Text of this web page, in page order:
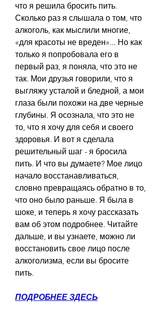
что я решила бросить пить.
Сколько раз я слышала о том, что
алкоголь, как мыслили многие,
«для красоты не вреден»... Но как
только я попробовала его в
первый раз, я поняла, что это не
так. Мои друзья говорили, что я
выгляжу усталой и бледной, а мои
глаза были похожи на две черные
глубины. Я осознала, что это не
то, что я хочу для себя и своего
здоровья. И вот я сделала
решительный шаг - я бросила
пить. И что вы думаете? Мое лицо
начало восстанавливаться,
словно превращаясь обратно в то,
что оно было раньше. Я была в
шоке, и теперь я хочу рассказать
вам об этом подробнее. Читайте
дальше, и вы узнаете, можно ли
восстановить свое лицо после
алкоголизма, если вы бросите
пить.
ПОДРОБНЕЕ ЗДЕСЬ